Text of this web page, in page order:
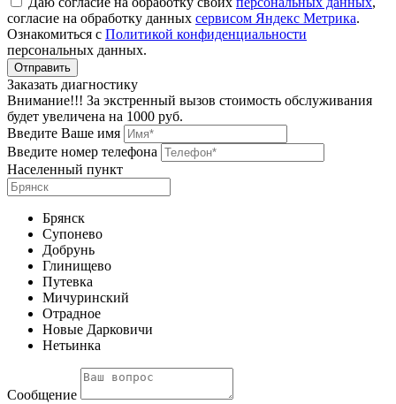
согласие на обработку данных сервисом Яндекс Метрика.
Ознакомиться с Политикой конфиденциальности
персональных данных.
Заказать диагностику
Внимание!!! За экстренный вызов стоимость обслуживания
будет увеличена на 1000 руб.
Введите Ваше имя
Введите номер телефона
Населенный пункт
Брянск
Супонево
Добрунь
Глинищево
Путевка
Мичуринский
Отрадное
Новые Дарковичи
Нетьинка
Сообщение